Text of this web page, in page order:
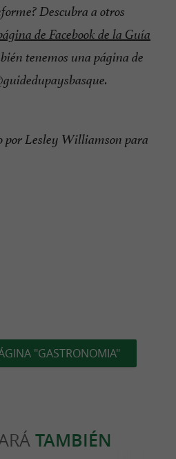
Descubra a otros
de Facebook de la Guía
tenemos una página de
por Lesley Williamson para
"GASTRONOMIA"
TAMBIÉN